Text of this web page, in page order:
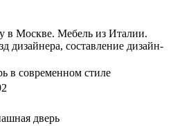
в Москве. Мебель из Италии.
дизайнера, составление дизайн-
в современном стиле
дверь